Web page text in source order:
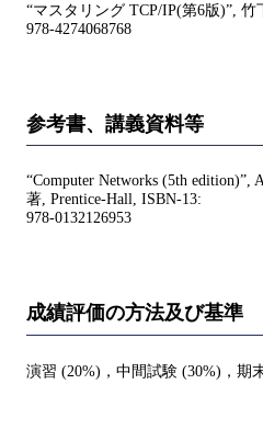
“マスタリング TCP/IP(第6版)”,
978-4274068768
参考書、講義資料等
“Computer Networks (5th edition)”,
著, Prentice-Hall, ISBN-13:
978-0132126953
成績評価の方法及び基準
演習 (20%)，中間試験 (30%)，期